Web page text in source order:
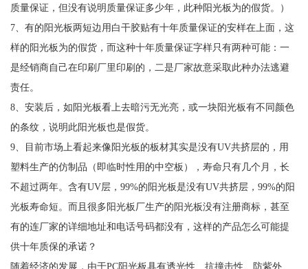
质量保证，但没有说明质量保证多少年，此种阳光板为的假货。）
7、有的阳光板两短边用白干胶贴有十年质量保证的安样在上面，这
样的阳光板为的假货，而这种十年质量保证字样只有两种可能：一
是经销商自己在印刷厂里印刷的，二是厂家故意采取此种办法逃避
责任。
8、安装后，如阳光板看上去暗污无光亮，或一块阳光板有不同颜色
的条纹，说明此阳光板也是假货。
9、目前市场上看起来像阳光板的板材其实是没有UV共挤层的，用
塑料生产的仿制品（即临时性用的中空板），寿命只有几个月，长
不超过两年。含有UV层，99%的阳光板是没有UV共挤层，99%的阳
光板寿命短。而且很多阳光板厂生产的阳光板没有注册商标，甚至
有的连厂家的详细地址和电话号码都没有，这样的产品怎么可能提
供十年质保的承诺？
随着经济的发展，由于PC阳光板具有透光性、抗撞击性、防紫外